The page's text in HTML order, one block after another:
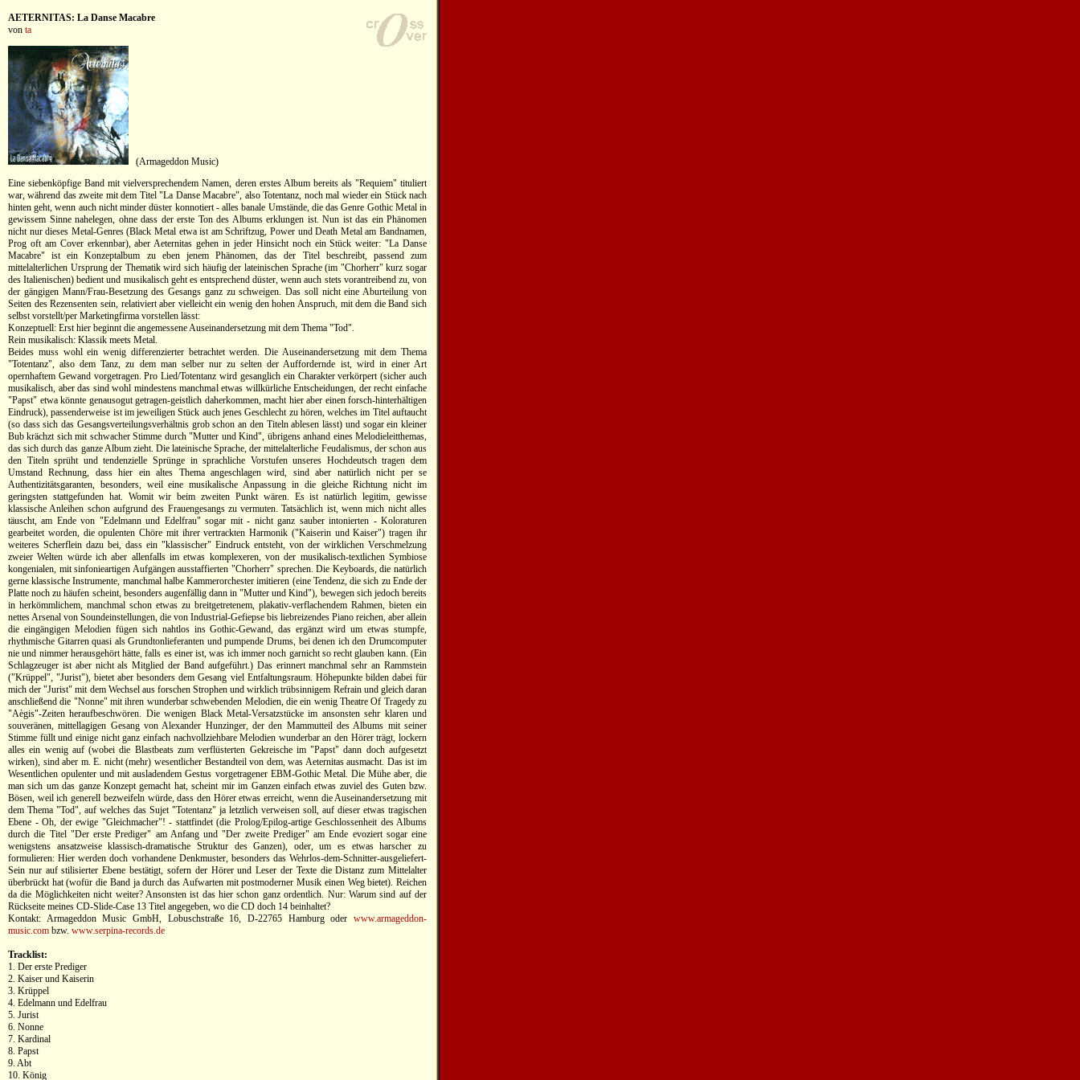
AETERNITAS: La Danse Macabre
von ta
(Armageddon Music)
Eine siebenköpfige Band mit vielversprechendem Namen, deren erstes Album bereits als "Requiem" tituliert
war, während das zweite mit dem Titel "La Danse Macabre", also Totentanz, noch mal wieder ein Stück nach
hinten geht, wenn auch nicht minder düster konnotiert - alles banale Umstände, die das Genre Gothic Metal in
gewissem Sinne nahelegen, ohne dass der erste Ton des Albums erklungen ist. Nun ist das ein Phänomen
nicht nur dieses Metal-Genres (Black Metal etwa ist am Schriftzug, Power und Death Metal am Bandnamen,
Prog oft am Cover erkennbar), aber Aeternitas gehen in jeder Hinsicht noch ein Stück weiter: "La Danse
Macabre" ist ein Konzeptalbum zu eben jenem Phänomen, das der Titel beschreibt, passend zum
mittelalterlichen Ursprung der Thematik wird sich häufig der lateinischen Sprache (im "Chorherr" kurz sogar
des Italienischen) bedient und musikalisch geht es entsprechend düster, wenn auch stets vorantreibend zu, von
der gängigen Mann/Frau-Besetzung des Gesangs ganz zu schweigen. Das soll nicht eine Aburteilung von
Seiten des Rezensenten sein, relativiert aber vielleicht ein wenig den hohen Anspruch, mit dem die Band sich
selbst vorstellt/per Marketingfirma vorstellen lässt:
Konzeptuell: Erst hier beginnt die angemessene Auseinandersetzung mit dem Thema "Tod".
Rein musikalisch: Klassik meets Metal.
Beides muss wohl ein wenig differenzierter betrachtet werden. Die Auseinandersetzung mit dem Thema
"Totentanz", also dem Tanz, zu dem man selber nur zu selten der Auffordernde ist, wird in einer Art
opernhaftem Gewand vorgetragen. Pro Lied/Totentanz wird gesanglich ein Charakter verkörpert (sicher auch
musikalisch, aber das sind wohl mindestens manchmal etwas willkürliche Entscheidungen, der recht einfache
"Papst" etwa könnte genausogut getragen-geistlich daherkommen, macht hier aber einen forsch-hinterhältigen
Eindruck), passenderweise ist im jeweiligen Stück auch jenes Geschlecht zu hören, welches im Titel auftaucht
(so dass sich das Gesangsverteilungsverhältnis grob schon an den Titeln ablesen lässt) und sogar ein kleiner
Bub krächzt sich mit schwacher Stimme durch "Mutter und Kind", übrigens anhand eines Melodieleitthemas,
das sich durch das ganze Album zieht. Die lateinische Sprache, der mittelalterliche Feudalismus, der schon aus
den Titeln sprüht und tendenzielle Sprünge in sprachliche Vorstufen unseres Hochdeutsch tragen dem
Umstand Rechnung, dass hier ein altes Thema angeschlagen wird, sind aber natürlich nicht per se
Authentizitätsgaranten, besonders, weil eine musikalische Anpassung in die gleiche Richtung nicht im
geringsten stattgefunden hat. Womit wir beim zweiten Punkt wären. Es ist natürlich legitim, gewisse
klassische Anleihen schon aufgrund des Frauengesangs zu vermuten. Tatsächlich ist, wenn mich nicht alles
täuscht, am Ende von "Edelmann und Edelfrau" sogar mit - nicht ganz sauber intonierten - Koloraturen
gearbeitet worden, die opulenten Chöre mit ihrer vertrackten Harmonik ("Kaiserin und Kaiser") tragen ihr
weiteres Scherflein dazu bei, dass ein "klassischer" Eindruck entsteht, von der wirklichen Verschmelzung
zweier Welten würde ich aber allenfalls im etwas komplexeren, von der musikalisch-textlichen Symbiose
kongenialen, mit sinfonieartigen Aufgängen ausstaffierten "Chorherr" sprechen. Die Keyboards, die natürlich
gerne klassische Instrumente, manchmal halbe Kammerorchester imitieren (eine Tendenz, die sich zu Ende der
Platte noch zu häufen scheint, besonders augenfällig dann in "Mutter und Kind"), bewegen sich jedoch bereits
in herkömmlichem, manchmal schon etwas zu breitgetretenem, plakativ-verflachendem Rahmen, bieten ein
nettes Arsenal von Soundeinstellungen, die von Industrial-Gefiepse bis liebreizendes Piano reichen, aber allein
die eingängigen Melodien fügen sich nahtlos ins Gothic-Gewand, das ergänzt wird um etwas stumpfe,
rhythmische Gitarren quasi als Grundtonlieferanten und pumpende Drums, bei denen ich den Drumcomputer
nie und nimmer herausgehört hätte, falls es einer ist, was ich immer noch garnicht so recht glauben kann. (Ein
Schlagzeuger ist aber nicht als Mitglied der Band aufgeführt.) Das erinnert manchmal sehr an Rammstein
("Krüppel", "Jurist"), bietet aber besonders dem Gesang viel Entfaltungsraum. Höhepunkte bilden dabei für
mich der "Jurist" mit dem Wechsel aus forschen Strophen und wirklich trübsinnigem Refrain und gleich daran
anschließend die "Nonne" mit ihren wunderbar schwebenden Melodien, die ein wenig Theatre Of Tragedy zu
"Aègis"-Zeiten heraufbeschwören. Die wenigen Black Metal-Versatzstücke im ansonsten sehr klaren und
souveränen, mittellagigen Gesang von Alexander Hunzinger, der den Mammutteil des Albums mit seiner
Stimme füllt und einige nicht ganz einfach nachvollziehbare Melodien wunderbar an den Hörer trägt, lockern
alles ein wenig auf (wobei die Blastbeats zum verflüsterten Gekreische im "Papst" dann doch aufgesetzt
wirken), sind aber m. E. nicht (mehr) wesentlicher Bestandteil von dem, was Aeternitas ausmacht. Das ist im
Wesentlichen opulenter und mit ausladendem Gestus vorgetragener EBM-Gothic Metal. Die Mühe aber, die
man sich um das ganze Konzept gemacht hat, scheint mir im Ganzen einfach etwas zuviel des Guten bzw.
Bösen, weil ich generell bezweifeln würde, dass den Hörer etwas erreicht, wenn die Auseinandersetzung mit
dem Thema "Tod", auf welches das Sujet "Totentanz" ja letztlich verweisen soll, auf dieser etwas tragischen
Ebene - Oh, der ewige "Gleichmacher"! - stattfindet (die Prolog/Epilog-artige Geschlossenheit des Albums
durch die Titel "Der erste Prediger" am Anfang und "Der zweite Prediger" am Ende evoziert sogar eine
wenigstens ansatzweise klassisch-dramatische Struktur des Ganzen), oder, um es etwas harscher zu
formulieren: Hier werden doch vorhandene Denkmuster, besonders das Wehrlos-dem-Schnitter-ausgeliefert-
Sein nur auf stilisierter Ebene bestätigt, sofern der Hörer und Leser der Texte die Distanz zum Mittelalter
überbrückt hat (wofür die Band ja durch das Aufwarten mit postmoderner Musik einen Weg bietet). Reichen
da die Möglichkeiten nicht weiter? Ansonsten ist das hier schon ganz ordentlich. Nur: Warum sind auf der
Rückseite meines CD-Slide-Case 13 Titel angegeben, wo die CD doch 14 beinhaltet?
Kontakt: Armageddon Music GmbH, Lobuschstraße 16, D-22765 Hamburg oder www.armageddon-
music.com bzw. www.serpina-records.de
Tracklist:
1. Der erste Prediger
2. Kaiser und Kaiserin
3. Krüppel
4. Edelmann und Edelfrau
5. Jurist
6. Nonne
7. Kardinal
8. Papst
9. Abt
10. König